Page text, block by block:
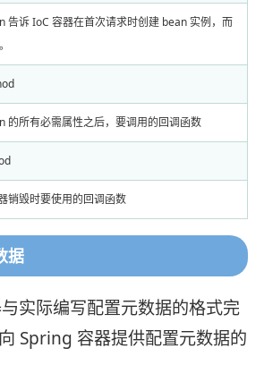
告诉 IoC 容器在首次请求时创建 bean 实例，而
的所有必需属性之后，要调用的回调函数
销毁时要使用的回调函数
据
实际编写配置元数据的格式完
Spring 容器提供配置元数据的